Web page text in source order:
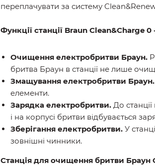
переплачувати за систему
Функції станції Braun Clean&Charge 0
Очищення електробритви Браун.
бритва Браун в станції не лише
Змащування електробритви Браун.
елементи.
Зарядка електробритви. До
і на корпусі бритви відбувається
Зберігання електробритви. У
зовнішні чинники.
Станція для очищення бритви Браун